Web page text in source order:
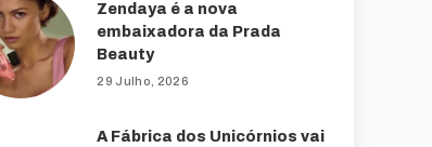
Zendaya é a nova
embaixadora da Prada
Beauty
29 Julho, 2026
A Fábrica dos Unicórnios vai